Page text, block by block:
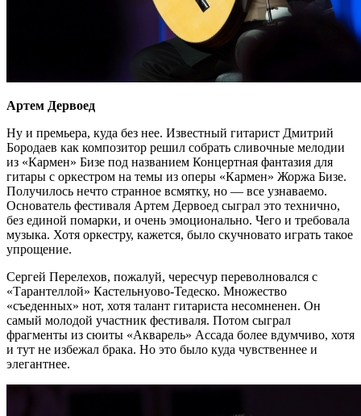
Артем Дервоед
Ну и премьера, куда без нее. Известный гитарист Дмитрий
Бородаев как композитор решил собрать сливочные мелодии
из «Кармен» Бизе под названием Концертная фантазия для
гитары с оркестром на темы из оперы «Кармен» Жоржа Бизе.
Получилось нечто странное всмятку, но — все узнаваемо.
Основатель фестиваля Артем Дервоед сыграл это технично,
без единой помарки, и очень эмоционально. Чего и требовала
музыка. Хотя оркестру, кажется, было скучновато играть такое
упрощение.
Сергей Перелехов, пожалуй, чересчур переволновался с
«Тарантеллой» Кастельнуово-Тедеско. Множество
«съеденных» нот, хотя талант гитариста несомненен. Он
самый молодой участник фестиваля. Потом сыграл
фрагменты из сюиты «Акварель» Ассада более вдумчиво, хотя
и тут не избежал брака. Но это было куда чувственнее и
элегантнее.